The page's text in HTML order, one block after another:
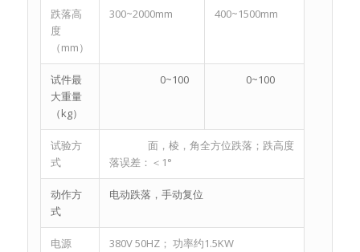
跌落高
度
（mm）
300~2000mm 400~1500mm
试件最
大重量
（kg）
0~100 0~100
试验方
式
面，棱，角全方位跌落；跌高度
落误差：＜1°
动作方
式
电动跌落，手动复位
电源 380V 50HZ； 功率约1.5KW